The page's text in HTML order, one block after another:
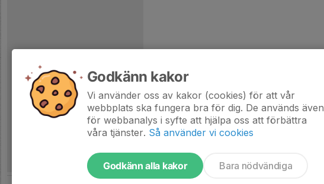
Godkänn kakor
Vi använder oss av kakor (cookies) för att vår
webbplats ska fungera bra för dig. De används även
för webbanalys i syfte att hjälpa oss att förbättra
våra tjänster. Så använder vi cookies
Godkänn alla kakor Bara nödvändiga